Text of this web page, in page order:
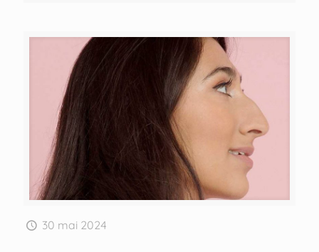
30 mai 2024